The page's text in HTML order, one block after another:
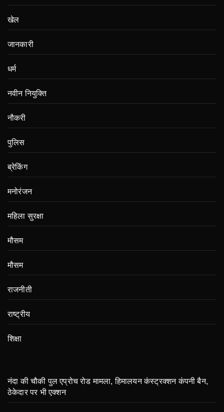
खेल
जानकारी
धर्म
नवीन नियुक्ति
नौकरी
पुलिस
ब्रेकिंग
मनोरंजन
महिला सुरक्षा
मौसम
मौसम
राजनीती
राष्ट्रीय
शिक्षा
नंदा की चौकी पुल एप्रोच रोड मामला, हिमालयन कंस्ट्रक्शन कंपनी बैन,
ठेकेदार पर भी एक्शन